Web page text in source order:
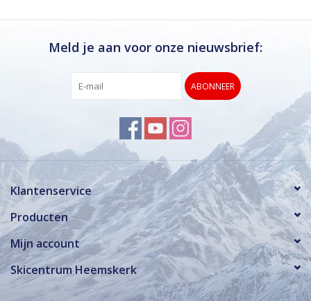
Meld je aan voor onze nieuwsbrief:
ABONNEER
Klantenservice
Producten
Mijn account
Skicentrum Heemskerk